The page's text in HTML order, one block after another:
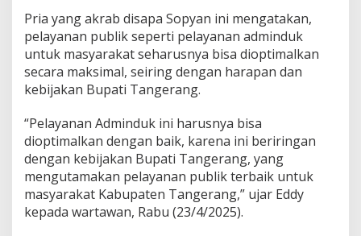
R
a
j
g
T
n
g
r
a
n
g
Pria yang akrab disapa Sopyan ini mengatakan,
pelayanan publik seperti pelayanan adminduk
untuk masyarakat seharusnya bisa dioptimalkan
secara maksimal, seiring dengan harapan dan
kebijakan Bupati Tangerang.
“Pelayanan Adminduk ini harusnya bisa
dioptimalkan dengan baik, karena ini beriringan
dengan kebijakan Bupati Tangerang, yang
mengutamakan pelayanan publik terbaik untuk
masyarakat Kabupaten Tangerang,” ujar Eddy
kepada wartawan, Rabu (23/4/2025).